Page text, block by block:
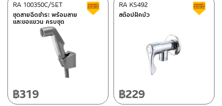
ศูนย์บริการและอะไหล่ กรุงเทพฯ
662/61-62 ถนน พระราม3 แขวงบางโพงพาง เขตยานนาวา กรุงเทพฯ
โทร: 02-358-0080 / 080-075-8668 / 091-545-0556
ติดต่อพนักงานขาย / Contact Sales Staff
โทร: 02-285-5795
@charnpaiboon.sales
ชุดสายฉีดชำระ พร้อมสาย
และขอแขวน ครบชุด
RA 100350C/SET สินค้าลดราคา เคลียร์สต็อก
฿319
สต๊อปฝักบัว
RA KS492
฿229